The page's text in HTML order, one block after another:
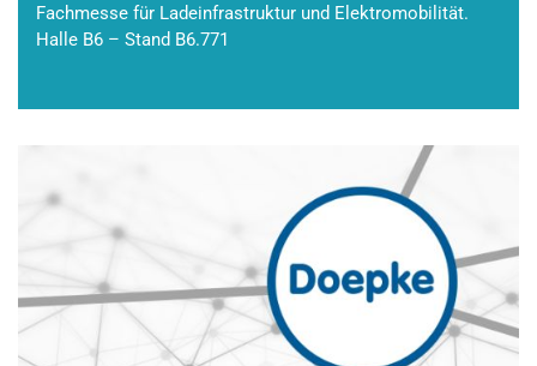
Fachmesse für Ladeinfrastruktur und Elektromobilität.
Halle B6 – Stand B6.771